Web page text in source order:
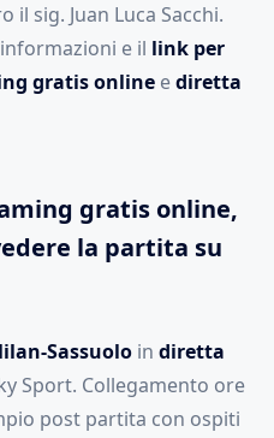
il sig. Juan Luca Sacchi.
e il link per
gratis online ediretta
gratis online,
la partita su
Sassuolo in diretta
Sport. Collegamento ore
post partita con ospiti